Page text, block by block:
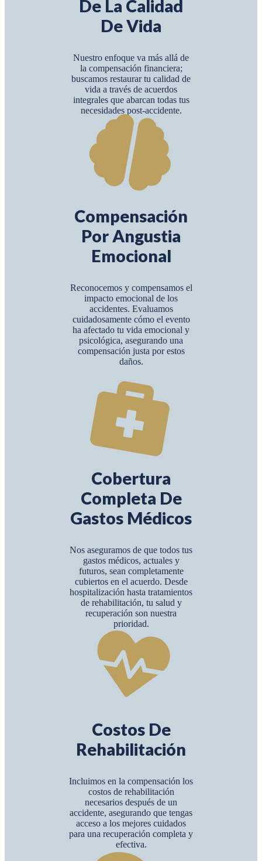
De La Calidad
De Vida
Nuestro enfoque va más allá de
la compensación financiera;
buscamos restaurar tu calidad de
vida a través de acuerdos
integrales que abarcan todas tus
necesidades post-accidente.
Compensación
Por Angustia
Emocional
Reconocemos y compensamos el
impacto emocional de los
accidentes. Evaluamos
cuidadosamente cómo el evento
ha afectado tu vida emocional y
psicológica, asegurando una
compensación justa por estos
daños.
Cobertura
Completa De
Gastos Médicos
Nos aseguramos de que todos tus
gastos médicos, actuales y
futuros, sean completamente
cubiertos en el acuerdo. Desde
hospitalización hasta tratamientos
de rehabilitación, tu salud y
recuperación son nuestra
prioridad.
Costos De
Rehabilitación
Incluimos en la compensación los
costos de rehabilitación
necesarios después de un
accidente, asegurando que tengas
acceso a los mejores cuidados
para una recuperación completa y
efectiva.